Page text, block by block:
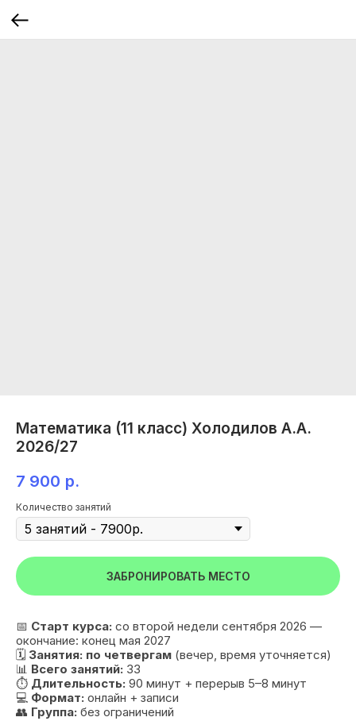
Математика (11 класс) Холодилов А.А.
2026/27
7 900 р.
Количество занятий
ЗАБРОНИРОВАТЬ МЕСТО
📅 Старт курса: со второй недели сентября 2026 —
окончание: конец мая 2027
🗓 Занятия: по четвергам (вечер, время уточняется)
📊 Всего занятий: 33
⏱ Длительность: 90 минут + перерыв 5–8 минут
💻 Формат: онлайн + записи
👥 Группа: без ограничений